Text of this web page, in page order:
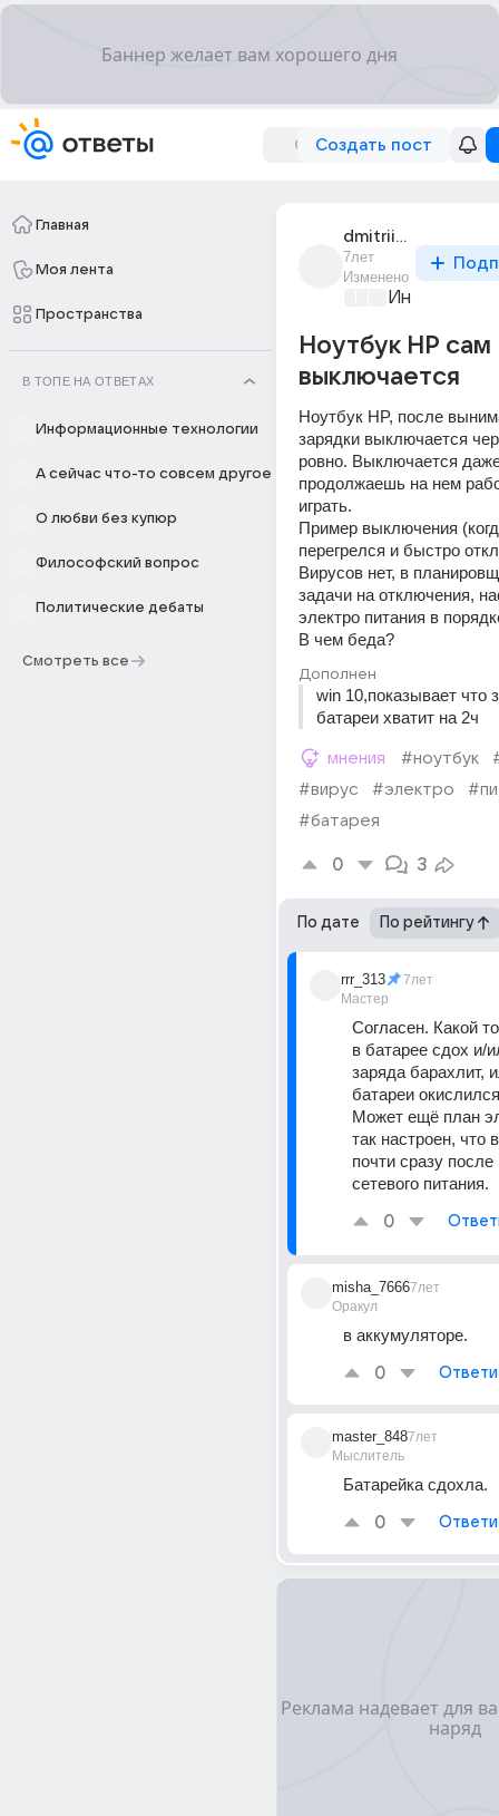
Создать пост
Главная
Моя лента
Пространства
В ТОПЕ НА ОТВЕТАХ
Информационные технологии
А сейчас что-то совсем другое
О любви без купюр
Философский вопрос
Политические дебаты
Смотреть все
dmitrii_nagiev_897
7лет
Изменено
Ноутбук HP сам
выключается
Ноутбук HP, после
зарядки выключается
ровно. Выключается
продолжаешь на нем
играть.
Пример выключения
перегрелся и быстро
Вирусов нет, в
задачи на отключения,
электро питания в
В чем беда?
Дополнен
win 10,показывает что
батареи хватит на 2ч
мнения #ноутбук
#вирус
#электро
#батарея
0 3
По дате По рейтингу
rrr_313
Мастер
7лет
Согласен. Какой
в батарее сдох и/
заряда барахлит,
батареи
Может ещё план
так настроен, что
почти сразу после
сетевого питания.
0
misha_7666
Оракул
7лет
в аккумуляторе.
0
master_848
Мыслитель
7лет
Батарейка сдохла.
0